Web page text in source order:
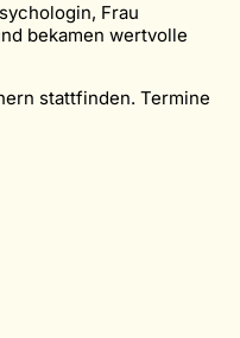
Frau
bekamen wertvolle
stattfinden. Termine